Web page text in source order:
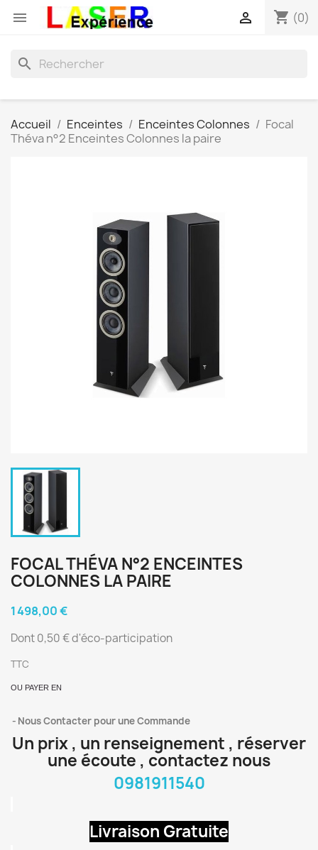
 shopping_cart (0)

search
Accueil Enceintes Enceintes Colonnes
Focal
Théva n°2 Enceintes Colonnes la paire
FOCAL THÉVA N°2 ENCEINTES
COLONNES LA PAIRE
1 498,00 €
Dont 0,50 € d'éco-participation
TTC
OU PAYER EN
Nous Contacter pour une Commande
Un prix , un renseignement , réserver
une écoute , contactez nous
0981911540
Livraison Gratuite